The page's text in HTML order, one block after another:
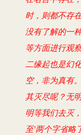
时，则都不存
没有了解的一
等方面进行观
二缘起也是幻
空，非为真有
其灭尽呢？无
明等我们去灭
至’两个字省略